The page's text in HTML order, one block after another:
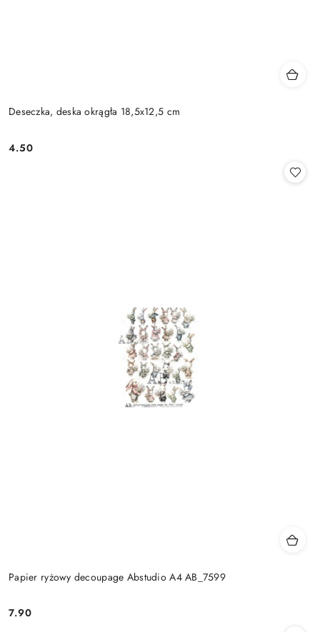
Deseczka, deska okrągła 18,5x12,5 cm
Cena:
4.50
Papier ryżowy decoupage Abstudio A4 AB_7599
Cena:
7.90